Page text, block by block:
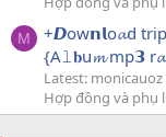
M
+𝘿ow𝗻𝗹o𝓪d
{A𝚕𝐛u𝓶 mp𝟯
Latest: monicauoz
Hợp đồng và phụ